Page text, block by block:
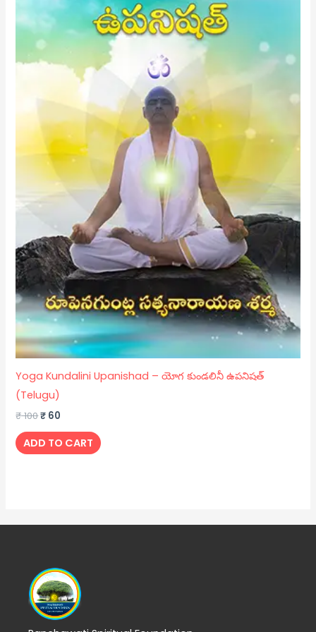
Yoga Kundalini Upanishad – యోగ కుండలినీ ఉపనిషత్
(Telugu)
₹100₹ 60
ADD TO CART